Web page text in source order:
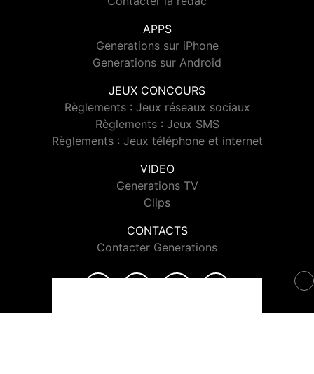
APPS
Generations sur iPhone
Generations sur Android
JEUX CONCOURS
Règlements : Jeux réseaux sociaux
Règlements : Jeux SMS
Règlements : Jeux téléphone et internet
VIDEO
Generations TV
Clips
CONTACTS
Contacter Generations